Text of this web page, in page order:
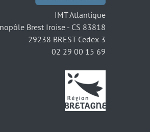
IMT Atlantique
Brest Iroise - CS 83818
29238 BREST Cedex 3
02 29 00 15 69